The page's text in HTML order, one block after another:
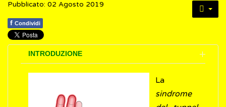
Pubblicato: 02 Agosto 2019
f Condividi
INTRODUZIONE
La
sindrome